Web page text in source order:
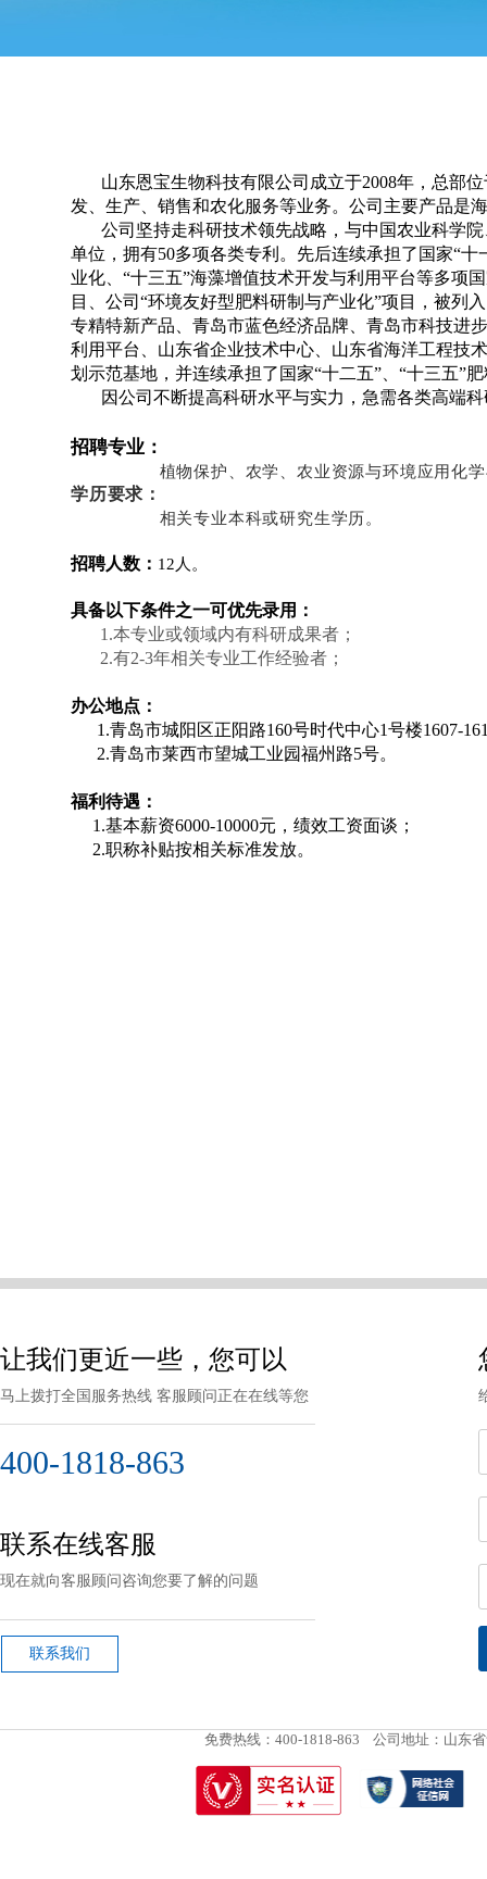
山东恩宝生物科技有限公司成立于2008年，总部
发、生产、销售和农化服务等业务。公司主要产品是
公司坚持走科研技术领先战略，与中国农业科学院
单位，拥有50多项各类专利。先后连续承担了国家“
业化、“十三五”海藻增值技术开发与利用平台等多项
目、公司“环境友好型肥料研制与产业化”项目，被列
专精特新产品、青岛市蓝色经济品牌、青岛市科技进
利用平台、山东省企业技术中心、山东省海洋工程技
划示范基地，并连续承担了国家“十二五”、“十三五”
因公司不断提高科研水平与实力，急需各类高端科
招聘专业：
植物保护、农学、农业资源与环境应用化
学历要求：
相关专业本科或研究生学历。
招聘人数： 12人。
具备以下条件之一可优先录用：
1.本专业或领域内有科研成果者；
2.有2-3年相关专业工作经验者；
办公地点：
1.青岛市城阳区正阳路160号时代中心1号楼1607-
2.青岛市莱西市望城工业园福州路5号。
福利待遇：
1.基本薪资6000-10000元，绩效工资面谈；
2.职称补贴按相关标准发放。
联系我们
免费热线：400-1818-863 公司地址：山东
现在就向客服顾问咨询您要了解的问题
联系在线客服
马上拨打全国服务热线 客服顾问正在在线等您
400-1818-863
让我们更近一些，您可以